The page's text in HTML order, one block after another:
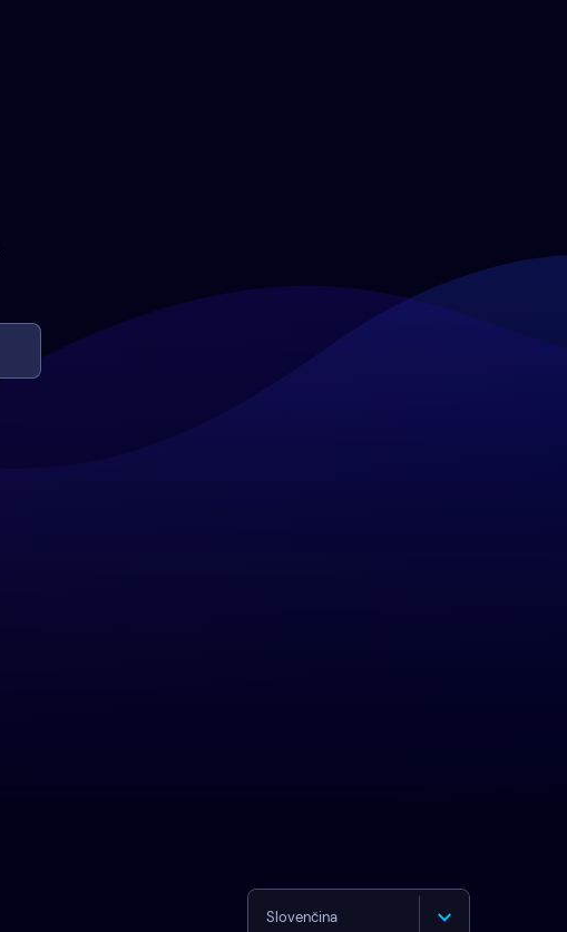
Slovenčina